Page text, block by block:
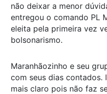
não deixar a menor
entregou o comando PL
eleita pela primeira vez
bolsonarismo.
Maranhãozinho e seu
com seus dias contados.
mais claro pois não faz